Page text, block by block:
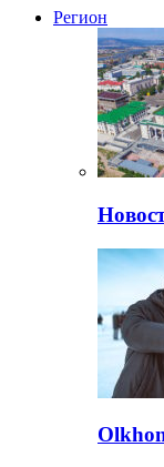
Регион